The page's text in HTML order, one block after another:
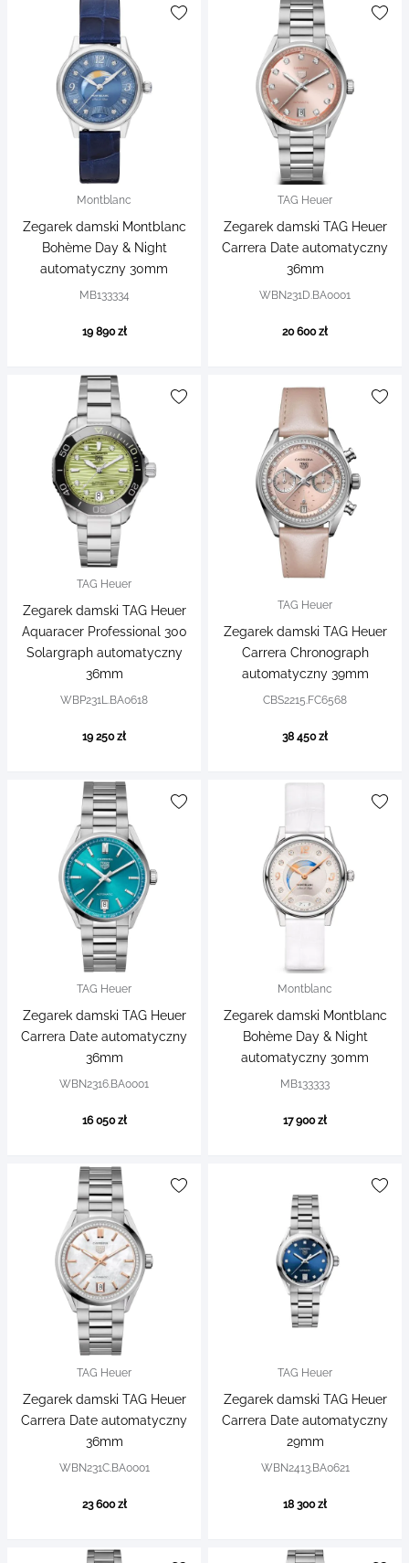
Montblanc
Zegarek damski Montblanc
Bohème Day & Night
automatyczny 30mm
MB133334
19 890 zł
TAG Heuer
Zegarek damski TAG Heuer
Carrera Date automatyczny
36mm
WBN231D.BA0001
20 600 zł
TAG Heuer
Zegarek damski TAG Heuer
Aquaracer Professional 300
Solargraph automatyczny
36mm
WBP231L.BA0618
19 250 zł
TAG Heuer
Zegarek damski TAG Heuer
Carrera Chronograph
automatyczny 39mm
CBS2215.FC6568
38 450 zł
TAG Heuer
Zegarek damski TAG Heuer
Carrera Date automatyczny
36mm
WBN2316.BA0001
16 050 zł
Montblanc
Zegarek damski Montblanc
Bohème Day & Night
automatyczny 30mm
MB133333
17 900 zł
TAG Heuer
Zegarek damski TAG Heuer
Carrera Date automatyczny
36mm
WBN231C.BA0001
23 600 zł
TAG Heuer
Zegarek damski TAG Heuer
Carrera Date automatyczny
29mm
WBN2413.BA0621
18 300 zł